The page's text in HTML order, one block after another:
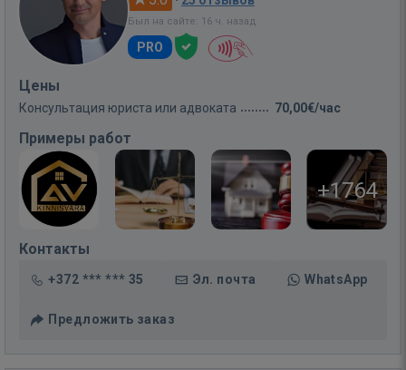
Был на сайте: 16 ч. назад
PRO
Цены
Консультация юриста или адвоката 70,00€/час
Примеры работ
+1764
Контакты
+372 *** *** 35 Эл. почта WhatsApp
Предложить заказ